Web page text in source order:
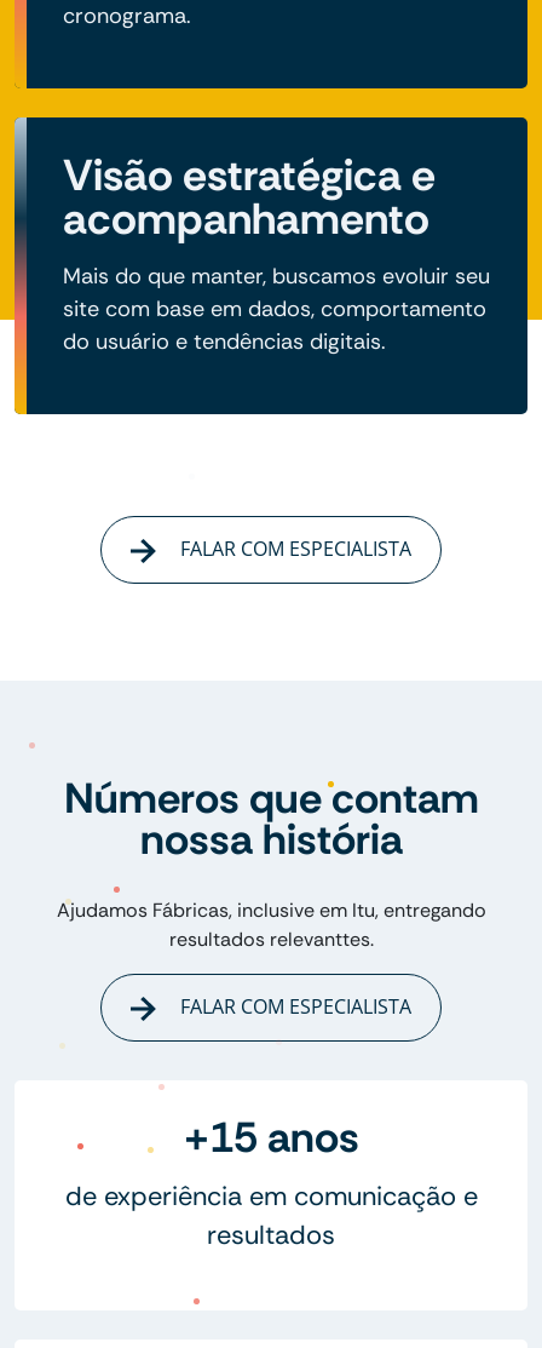
cronograma.
Visão estratégica e
acompanhamento
Mais do que manter, buscamos evoluir seu
site com base em dados, comportamento
do usuário e tendências digitais.
FALAR COM ESPECIALISTA
Números que contam
nossa história
Ajudamos Fábricas, inclusive em Itu, entregando
resultados relevanttes.
FALAR COM ESPECIALISTA
+15 anos
de experiência em comunicação e
resultados